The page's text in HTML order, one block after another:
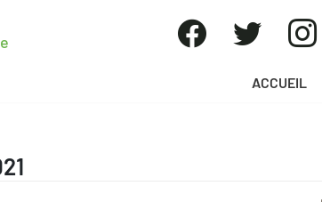
ACCUEIL